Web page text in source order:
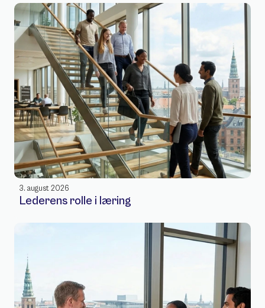
3. august 2026
Lederens rolle i læring